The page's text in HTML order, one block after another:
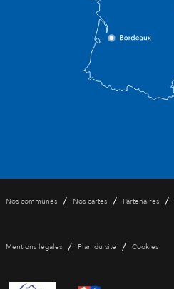
Nos communes / Nos cartes / Partenaires /
Mentions légales / Plan du site / Cookies